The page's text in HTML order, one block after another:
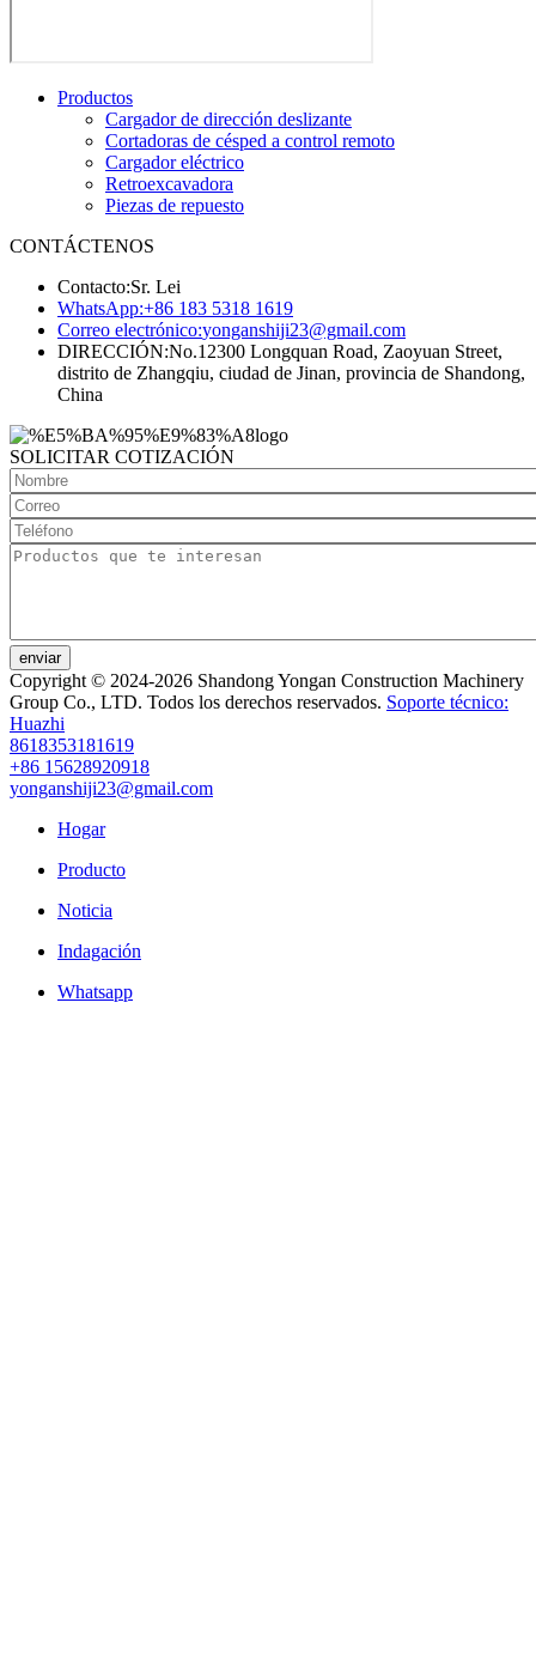
Productos
Cargador de dirección deslizante
Cortadoras de césped a control remoto
Cargador eléctrico
Retroexcavadora
Piezas de repuesto
CONTÁCTENOS
Contacto:Sr. Lei
WhatsApp:+86 183 5318 1619
Correo electrónico:yonganshiji23@gmail.com
DIRECCIÓN:No.12300 Longquan Road, Zaoyuan Street,
distrito de Zhangqiu, ciudad de Jinan, provincia de Shandong,
China
SOLICITAR COTIZACIÓN
enviar
Copyright © 2024-2026 Shandong Yongan Construction Machinery
Group Co., LTD. Todos los derechos reservados. Soporte técnico:
Huazhi
8618353181619
+86 15628920918
yonganshiji23@gmail.com
Hogar
Producto
Noticia
Indagación
Whatsapp